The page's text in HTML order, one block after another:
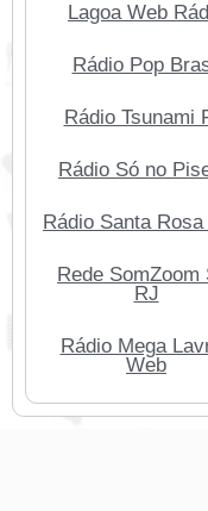
Lagoa Web
Rádio Pop
Rádio Tsunami
Rádio Só no
Rádio Santa
Rede SomZoom
RJ
Rádio Mega
Web